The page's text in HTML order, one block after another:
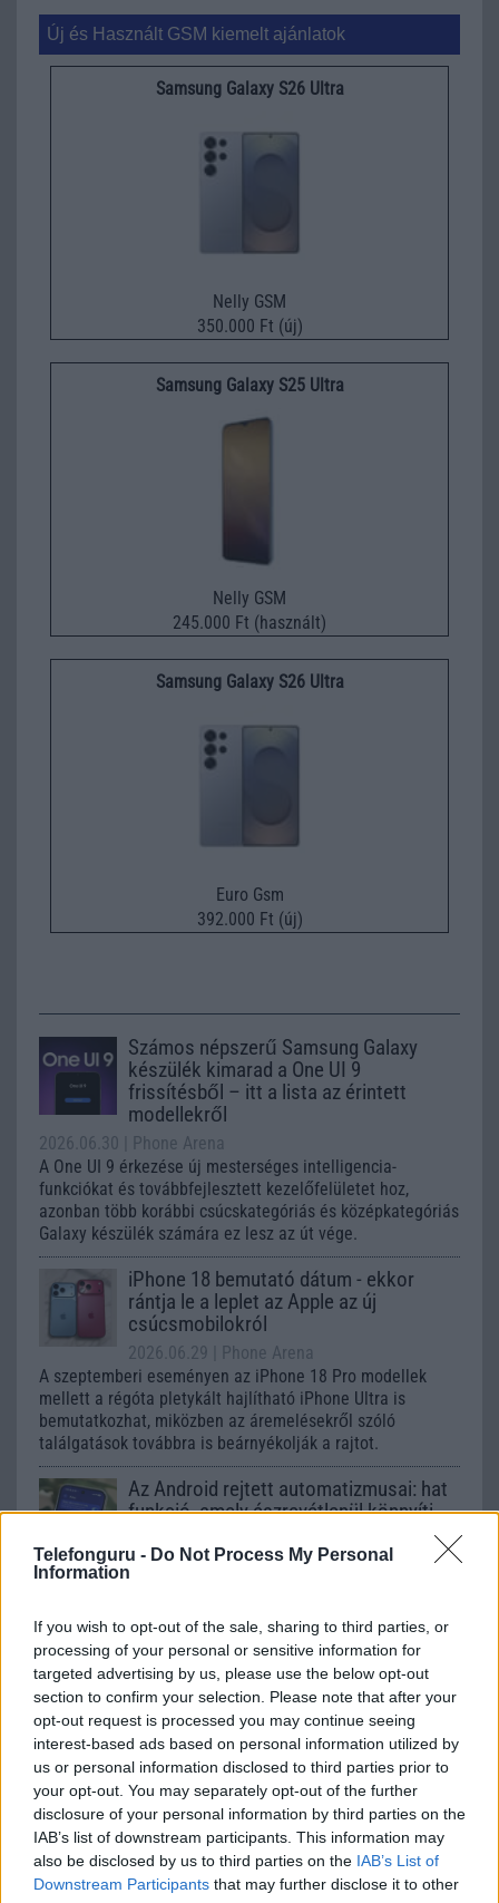
Telefonguru - Do Not Process My Personal
Information
If you wish to opt-out of the sale, sharing to third parties, or
processing of your personal or sensitive information for
targeted advertising by us, please use the below opt-out
section to confirm your selection. Please note that after your
opt-out request is processed you may continue seeing
interest-based ads based on personal information utilized by
us or personal information disclosed to third parties prior to
your opt-out. You may separately opt-out of the further
disclosure of your personal information by third parties on the
IAB’s list of downstream participants. This information may
also be disclosed by us to third parties on the IAB’s List of
Downstream Participants that may further disclose it to other
Új és Használt GSM kiemelt ajánlatok
Samsung Galaxy S26 Ultra
Nelly GSM
350.000 Ft (új)
Samsung Galaxy S25 Ultra
Nelly GSM
245.000 Ft (használt)
Samsung Galaxy S26 Ultra
Euro Gsm
392.000 Ft (új)
Számos népszerű Samsung Galaxy
készülék kimarad a One UI 9
frissítésből – itt a lista az érintett
modellekről
2026.06.30
| Phone Arena
A One UI 9 érkezése új mesterséges intelligencia-
funkciókat és továbbfejlesztett kezelőfelületet hoz,
azonban több korábbi csúcskategóriás és középkategóriás
Galaxy készülék számára ez lesz az út vége.
iPhone 18 bemutató dátum - ekkor
rántja le a leplet az Apple az új
csúcsmobilokról
2026.06.29
| Phone Arena
A szeptemberi eseményen az iPhone 18 Pro modellek
mellett a régóta pletykált hajlítható iPhone Ultra is
bemutatkozhat, miközben az áremelésekről szóló
találgatások továbbra is beárnyékolják a rajtot.
Az Android rejtett automatizmusai: hat
funkció, amely észrevétlenül könnyíti
2026.06.14 | Android Police
Sok felhasználó külön alkalmazásokra esküszik, pedig az
amelyek maguktól dolgoznak a háttérben.
Google Maps vs. Waze: A két
navigációs óriás küzdelme a
telefonunkon
2026.08.09| Android Police
Bár a Google mindkét alkalmazást birtokolja, még mindig
nyomós okunk van mindkettőt feltelepíteni.